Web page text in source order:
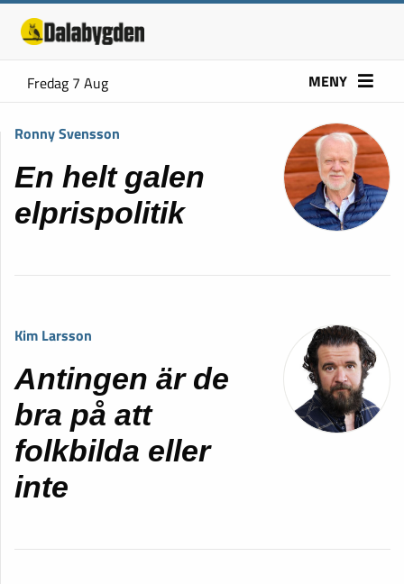
Fredag 7 Aug MENY
Ronny Svensson
En helt galen
elprispolitik
Kim Larsson
Antingen är de
bra på att
folkbilda eller
inte